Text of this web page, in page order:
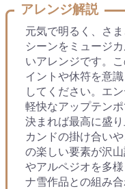
アレンジ解説
元気で明るく、さ
シーンをミュージ
いアレンジです。
イントや休符を意
してください。エ
軽快なアップテン
決まれば最高に盛
カンドの掛け合い
の楽しい要素が沢
やアルペジオを多
ナ雪作品との組み合